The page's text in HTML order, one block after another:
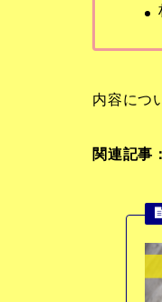
内容につ
関連記事：